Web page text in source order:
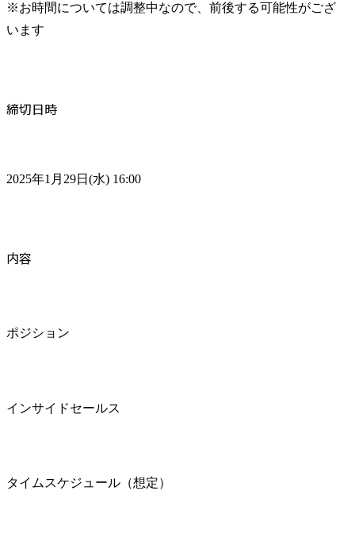
※お時間については調整中なので、前後する可能性がござ
います
締切日時
2025年1月29日(水) 16:00
内容
ポジション
インサイドセールス
タイムスケジュール（想定）